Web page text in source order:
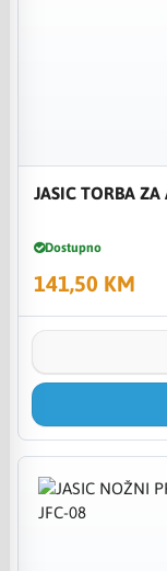
JASIC TORBA ZA
Dostupno
141,50 KM